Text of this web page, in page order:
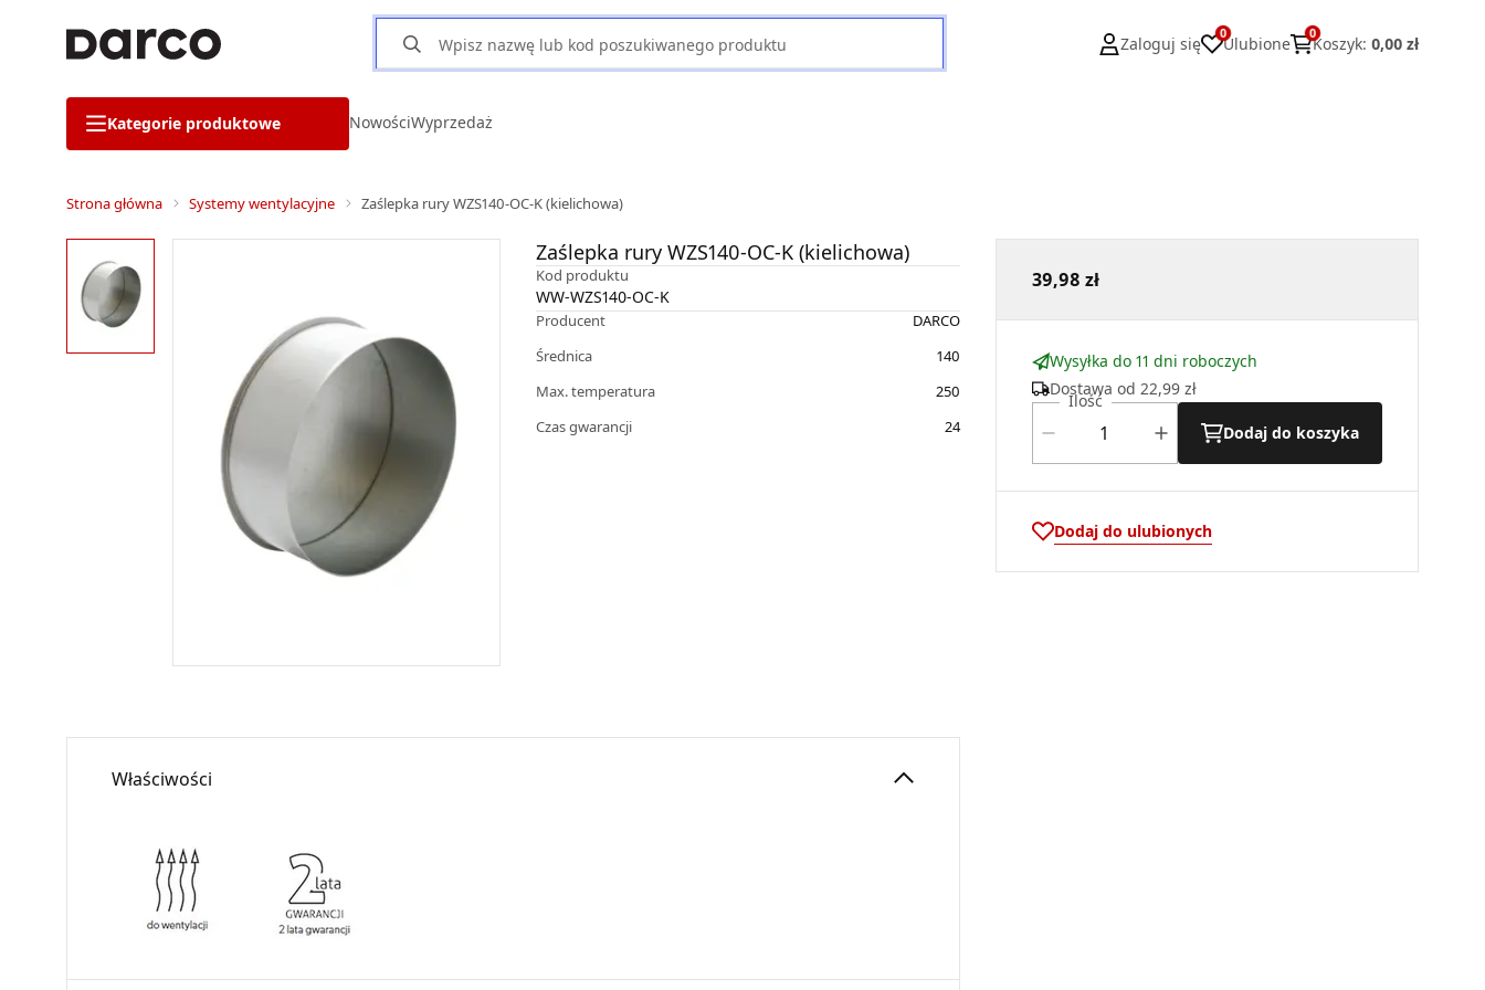
Zaloguj się
0
Ulubione
0
Koszyk: 0,00 zł
Kategorie produktowe NowościWyprzedaż
Strona główna Systemy wentylacyjne Zaślepka rury WZS140-OC-K (kielichowa)
Zaślepka rury WZS140-OC-K (kielichowa)
Kod produktu
WW-WZS140-OC-K
Producent
DARCO
Średnica
140
Max. temperatura
250
Czas gwarancji
24
39,98 zł
Wysyłka do 11 dni roboczych
Dostawa od 22,99 zł
Ilość
Dodaj do koszyka
Dodaj do ulubionych
Właściwości